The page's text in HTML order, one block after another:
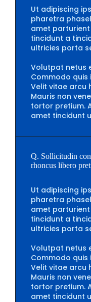
Ut adipiscing
pharetra
amet
tincidunt a
ultricies porta
Volutpat netus
Commodo quis
Velit vitae arcu
Mauris non
tortor pretium.
amet tincidunt
Q. Sollicitudin
rhoncus libero
Ut adipiscing
pharetra
amet
tincidunt a
ultricies porta
Volutpat netus
Commodo quis
Velit vitae arcu
Mauris non
tortor pretium.
amet tincidunt